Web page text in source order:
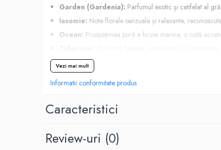
Consumabile Ritualice
Candele și Lumânări
Evenimente Speciale
Cutii Dar / Trusou
B2B / Profesional
Bază lichide VG/PG – DIY &
Garden (Gardenia): Parfumul exotic și catifelat al
Iasomie: Note florale senzuale și relaxante,
Ocean: Prospețimea pură a brizei marine, o notă
Ideal pentru Cadou:
premium. Este un gest de atenție rafinat, pregătit să fie
Marcă Înregistrată KING Aroma - Produs în
Vezi mai mult
Informatii conformitate produs
Caracteristici
Review-uri (0)